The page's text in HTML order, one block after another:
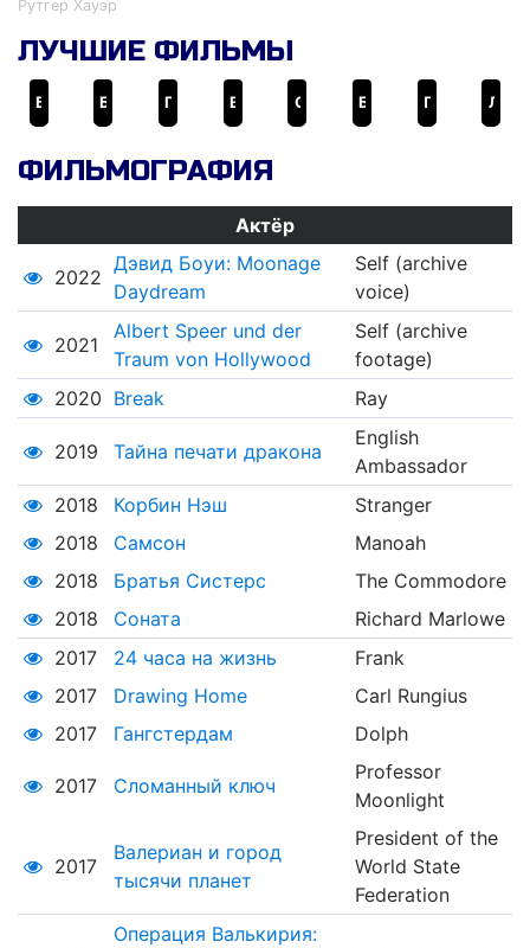
Рутгер Хауэр
ЛУЧШИЕ ФИЛЬМЫ
ФИЛЬМОГРАФИЯ
Актёр
2022
Дэвид Боуи: Moonage
Daydream
Self (archive
voice)
2021
Albert Speer und der
Traum von Hollywood
Self (archive
footage)
2020 Break Ray
2019 Тайна печати дракона
English
Ambassador
2018
Корбин Нэш
Stranger
2018
Самсон
Manoah
2018
Братья Систерс
The Commodore
2018
Соната
Richard Marlowe
2017
24 часа на жизнь
Frank
2017
Drawing Home
Carl Rungius
2017
Гангстердам Dolph
2017 Сломанный ключ
Professor
Moonlight
2017
Валериан и город
тысячи планет
President of the
World State
Federation
Операция Валькирия: